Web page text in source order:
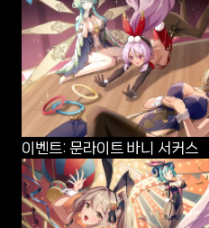
이벤트: 문라이트 바니 서커스